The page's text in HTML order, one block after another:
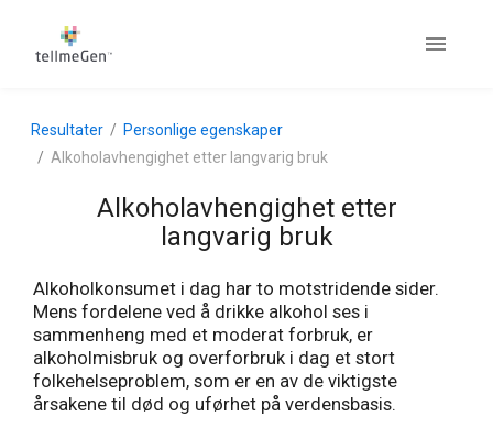
Resultater
Personlige egenskaper
Alkoholavhengighet etter langvarig bruk
Alkoholavhengighet etter
langvarig bruk
Alkoholkonsumet i dag har to motstridende sider.
Mens fordelene ved å drikke alkohol ses i
sammenheng med et moderat forbruk, er
alkoholmisbruk og overforbruk i dag et stort
folkehelseproblem, som er en av de viktigste
årsakene til død og uførhet på verdensbasis.